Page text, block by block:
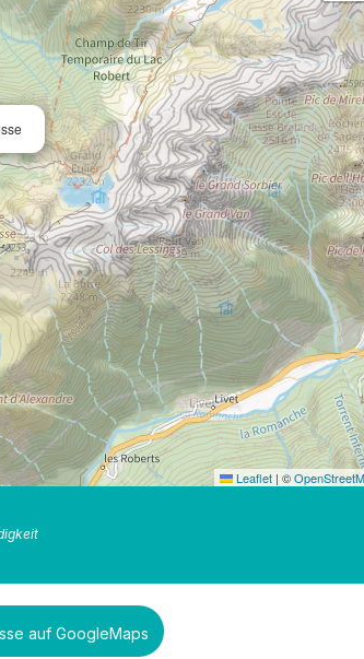
Leaflet | ©
auf GoogleMaps